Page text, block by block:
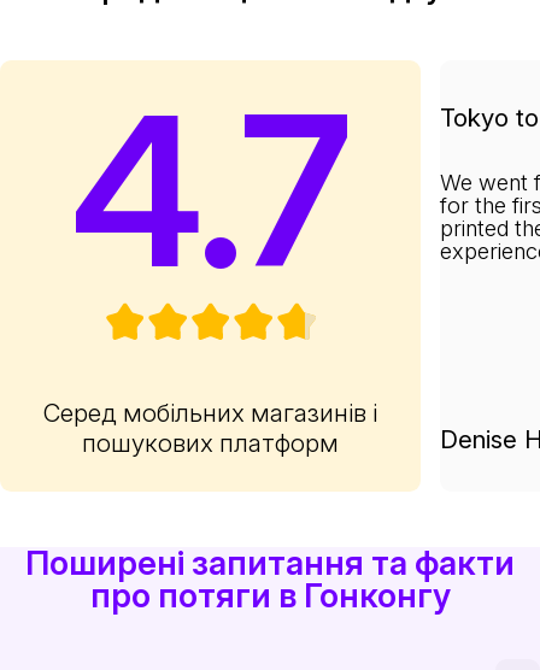
4.7
Серед мобільних магазинів і
пошукових платформ
Tokyo
We went
for the
printed
Denise
Поширені запитання та факти
про потяги в Гонконгу